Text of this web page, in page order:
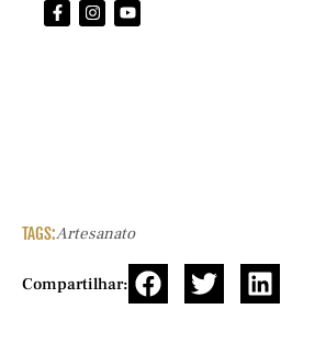
TAGS:Artesanato
Compartilhar: